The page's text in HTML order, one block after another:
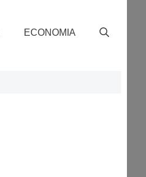
ECONOMIA